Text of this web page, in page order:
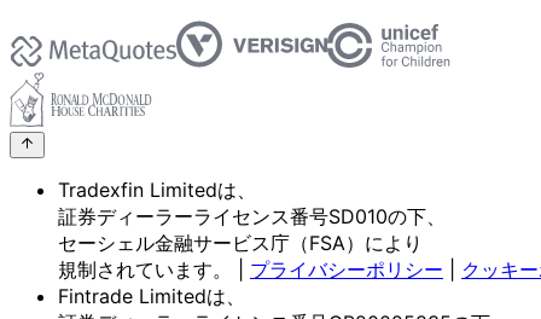
Tradexfin Limitedは、
証券ディーラーライセンス番号SD010の下、
セーシェル金融サービス庁 （FSA）により
規制されています。
プライバシーポリシー
クッキ
Fintrade Limitedは、